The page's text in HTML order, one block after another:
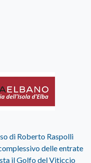
di Roberto Raspolli
delle entrate
il Golfo del Viticcio